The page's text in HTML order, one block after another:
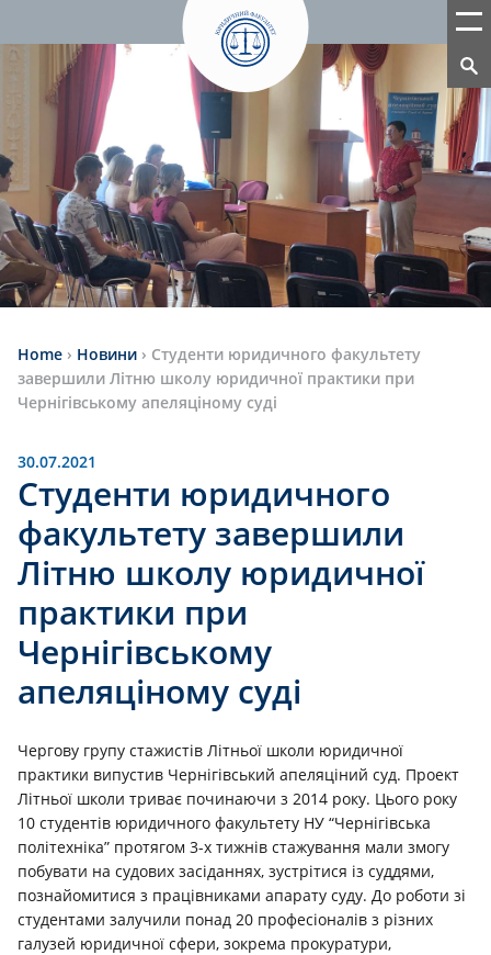
Home › Новини › Студенти юридичного факультету
завершили Літню школу юридичної практики при
Чернігівському апеляціному суді
30.07.2021
Студенти юридичного
факультету завершили
Літню школу юридичної
практики при
Чернігівському
апеляціному суді
Чергову групу стажистів Літньої школи юридичної
практики випустив Чернігівський апеляціний суд. Проект
Літньої школи триває починаючи з 2014 року. Цього року
10 студентів юридичного факультету НУ “Чернігівська
політехніка” протягом 3-х тижнів стажування мали змогу
побувати на судових засіданнях, зустрітися із суддями,
познайомитися з працівниками апарату суду. До роботи зі
студентами залучили понад 20 професіоналів з різних
галузей юридичної сфери, зокрема прокуратури,